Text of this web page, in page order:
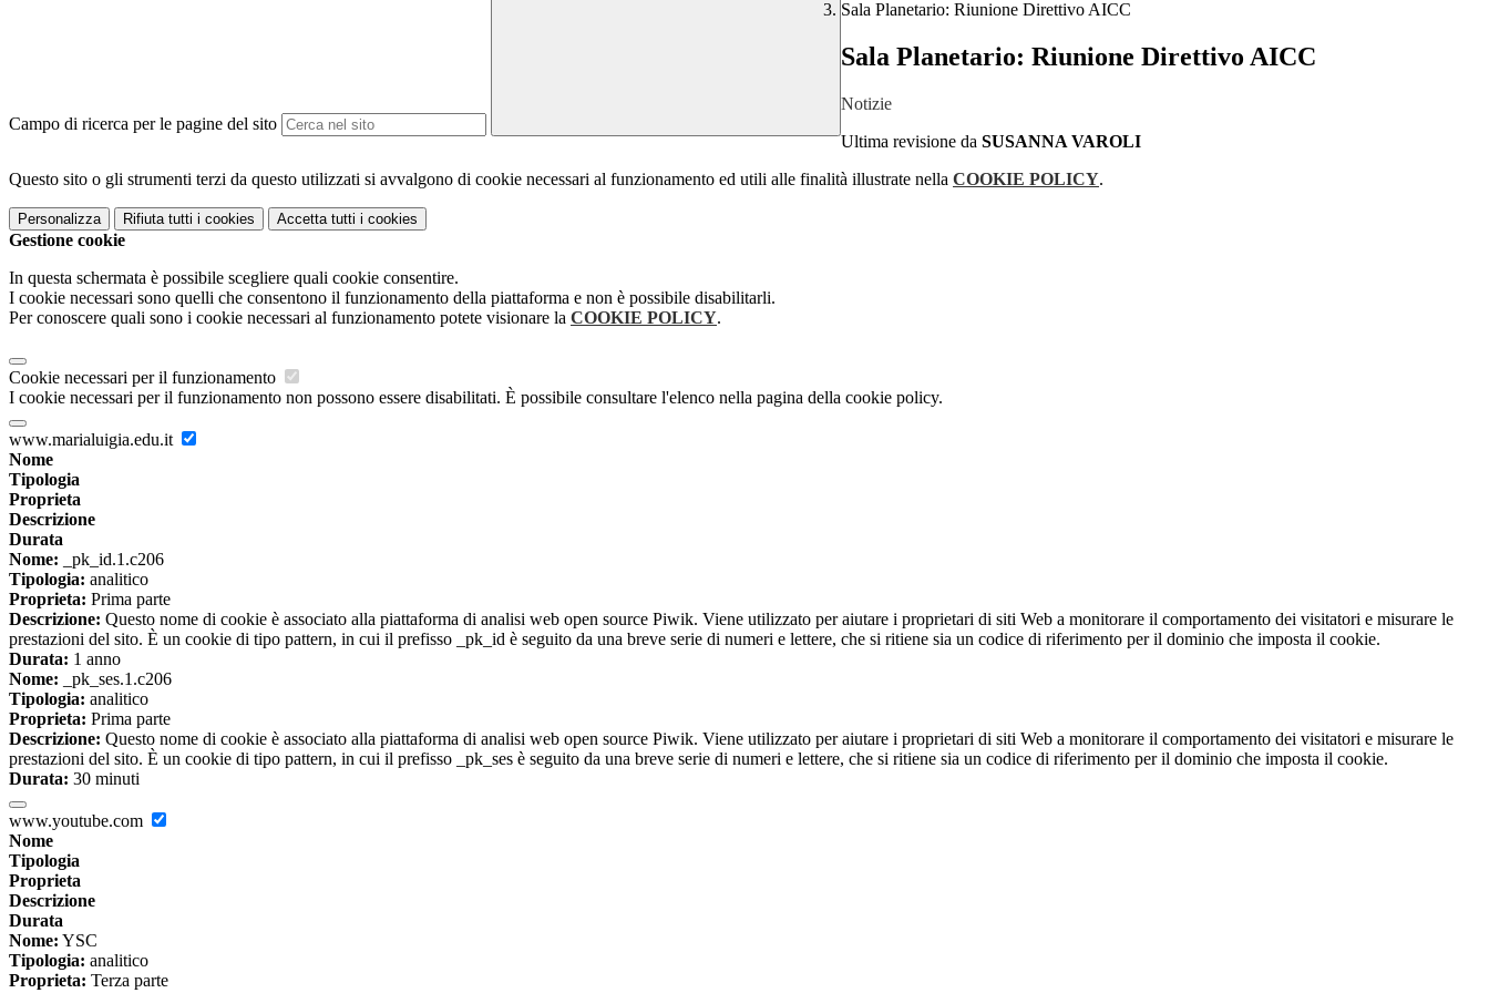
Campo di ricerca per le pagine del sito
Sala Planetario: Riunione Direttivo AICC
Sala Planetario: Riunione Direttivo AICC
Notizie
Ultima revisione da SUSANNA VAROLI
Questo sito o gli strumenti terzi da questo utilizzati si avvalgono di cookie necessari al funzionamento ed utili alle finalità illustrate nella COOKIE POLICY.
Personalizza Rifiuta tutti i cookies Accetta tutti i cookies
Gestione cookie
In questa schermata è possibile scegliere quali cookie consentire.
I cookie necessari sono quelli che consentono il funzionamento della piattaforma e non è possibile disabilitarli.
Per conoscere quali sono i cookie necessari al funzionamento potete visionare la COOKIE POLICY.
Cookie necessari per il funzionamento
I cookie necessari per il funzionamento non possono essere disabilitati. È possibile consultare l'elenco nella pagina della cookie policy.
www.marialuigia.edu.it
Nome
Tipologia
Proprieta
Descrizione
Durata
Nome: _pk_id.1.c206
Tipologia: analitico
Proprieta: Prima parte
Descrizione: Questo nome di cookie è associato alla piattaforma di analisi web open source Piwik. Viene utilizzato per aiutare i proprietari di siti Web a monitorare il comportamento dei visitatori e misurare le
prestazioni del sito. È un cookie di tipo pattern, in cui il prefisso _pk_id è seguito da una breve serie di numeri e lettere, che si ritiene sia un codice di riferimento per il dominio che imposta il cookie.
Durata: 1 anno
Nome: _pk_ses.1.c206
Tipologia: analitico
Proprieta: Prima parte
Descrizione: Questo nome di cookie è associato alla piattaforma di analisi web open source Piwik. Viene utilizzato per aiutare i proprietari di siti Web a monitorare il comportamento dei visitatori e misurare le
prestazioni del sito. È un cookie di tipo pattern, in cui il prefisso _pk_ses è seguito da una breve serie di numeri e lettere, che si ritiene sia un codice di riferimento per il dominio che imposta il cookie.
Durata: 30 minuti
www.youtube.com
Nome
Tipologia
Proprieta
Descrizione
Durata
Nome: YSC
Tipologia: analitico
Proprieta: Terza parte